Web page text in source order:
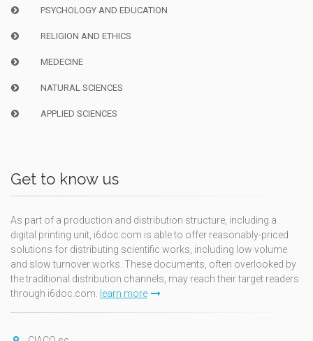
PSYCHOLOGY AND EDUCATION
RELIGION AND ETHICS
MEDECINE
NATURAL SCIENCES
APPLIED SCIENCES
Get to know us
As part of a production and distribution structure, including a
digital printing unit, i6doc.com is able to offer reasonably-priced
solutions for distributing scientific works, including low volume
and slow turnover works. These documents, often overlooked by
the traditional distribution channels, may reach their target readers
through i6doc.com.
learn more